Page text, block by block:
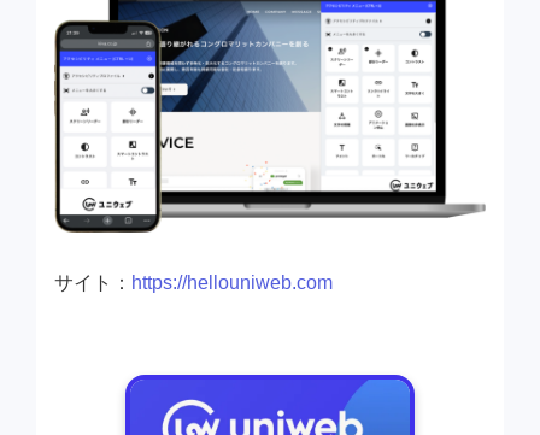
サイト： https://hellouniweb.com